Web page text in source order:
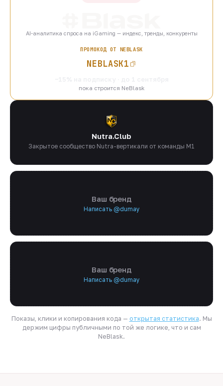
AI-аналитика спроса на iGaming — индекс, тренды, конкуренты
ПРОМОКОД ОТ NEBLASK
NEBLASK1
пока строится NeBlask
Nutra.Club
Закрытое сообщество Nutra-вертикали от команды M1
Ваш бренд
Написать @dumay
Ваш бренд
Написать @dumay
Показы, клики и копирования кода — открытая статистика. Мы
держим цифры публичными по той же логике, что и сам
NeBlask.